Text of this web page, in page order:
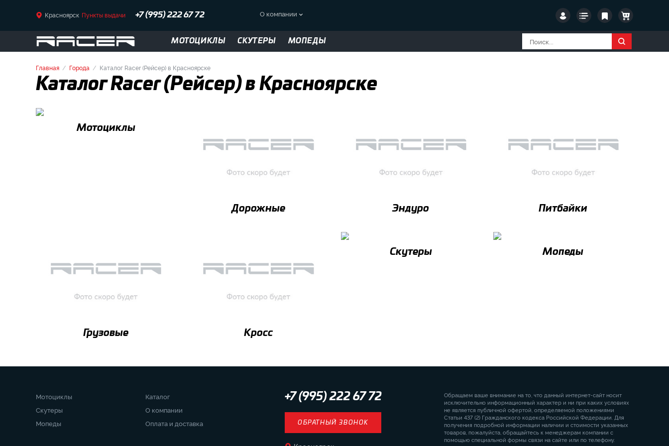
Красноярск Пункты выдачи +7 (995) 222 67 72 О компании
МОТОЦИКЛЫ СКУТЕРЫ МОПЕДЫ
Главная Города Каталог Racer (Рейсер) в Красноярске
Каталог Racer (Рейсер) в Красноярске
Мотоциклы
Дорожные Эндуро Питбайки
Грузовые Кросс
Скутеры Мопеды
Мотоциклы
Скутеры
Мопеды
Каталог
О компании
Оплата и доставка
+7 (995) 222 67 72
ОБРАТНЫЙ ЗВОНОК
Обращаем ваше внимание на то, что данный интернет-сайт носит
исключительно информационный характер и ни при каких условиях
не является публичной офертой, определяемой положениями
Статьи 437 (2) Гражданского кодекса Российской Федерации. Для
получения подробной информации наличии и стоимости указанных
товаров, пожалуйста, обращайтесь к менеджерам компании с
помощью специальной формы связи на сайте или по телефону.